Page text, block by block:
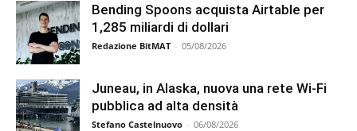
Bending Spoons acquista Airtable per
1,285 miliardi di dollari
Redazione BitMAT - 05/08/2026
Juneau, in Alaska, nuova una rete Wi-Fi
pubblica ad alta densità
Stefano Castelnuovo - 06/08/2026